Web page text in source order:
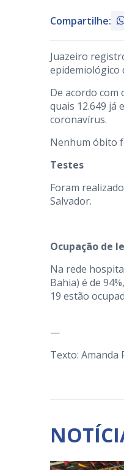
Compartilhe:
Juazeiro
epidemiológico
De acordo com
quais 12.649 já
coronavírus.
Nenhum óbito
Testes
Foram
Salvador.
Ocupação de
Na rede
Bahia) é de
19 estão
—
Texto: Amanda